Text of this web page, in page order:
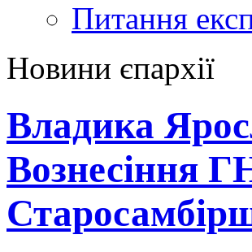
Питання
Новини єпархії
Владика
Вознесіння